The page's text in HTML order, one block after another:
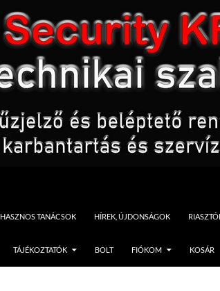
HASZNOS TANÁCSOK HÍREK, ÚJDONSÁGOK
TÁJÉKOZTATÓK BOLT FIÓKOM KOSÁR